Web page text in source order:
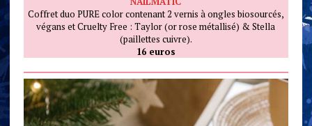
Coffret duo PURE color contenant 2 vernis à ongles biosourcés,
végans et Cruelty Free : Taylor (or rose métallisé) & Stella
(paillettes cuivre).
16 euros